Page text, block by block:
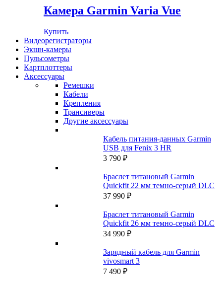
составляла
74
64
990 ₽.
Камера Garmin Varia Vue
Купить
Видеорегистраторы
Экшн-камеры
Пульсометры
Картплоттеры
Аксессуары
Ремешки
Кабели
Крепления
Трансиверы
Другие аксессуары
Кабель питания-данных Garmin
USB для Fenix 3 HR
3 790 ₽
Браслет титановый Garmin
Quickfit 22 мм темно-серый DLC
37 990 ₽
Браслет титановый Garmin
Quickfit 26 мм темно-серый DLC
34 990 ₽
Зарядный кабель для Garmin
vivosmart 3
7 490 ₽